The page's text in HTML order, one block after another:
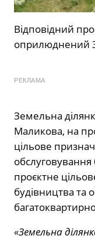
Відповідний
оприлюднений
РЕКЛАМА
Земельна
Маликова, на
цільове
обслуговування
проєктне
будівництва та
«Земельна